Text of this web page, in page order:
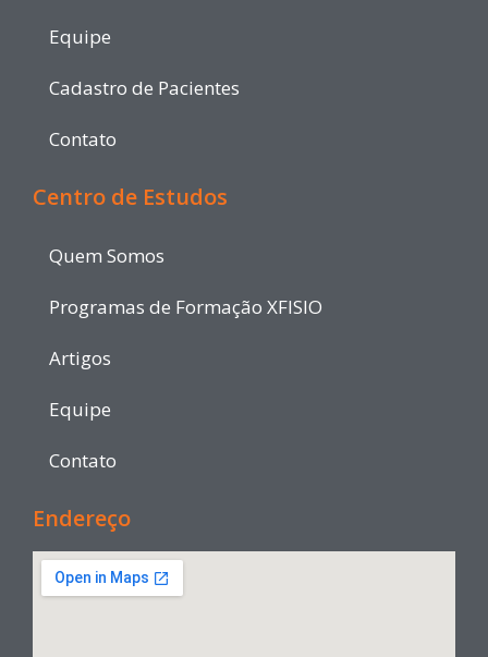
Equipe
Cadastro de Pacientes
Contato
Centro de Estudos
Quem Somos
Programas de Formação XFISIO
Artigos
Equipe
Contato
Endereço